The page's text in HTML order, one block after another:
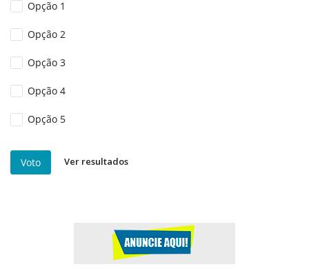
Opção 1
Opção 2
Opção 3
Opção 4
Opção 5
Voto Ver resultados